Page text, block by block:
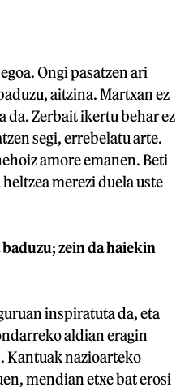
Ongi pasatzen ari
aitzina. Martxan ez
da. Zerbait ikertu behar ez
segi, errebelatu arte.
amore emanen. Beti
merezi duela uste
zein da haiekin
inspiratuta da, eta
aldian eragin
Kantuak nazioarteko
mendian etxe bat erosi